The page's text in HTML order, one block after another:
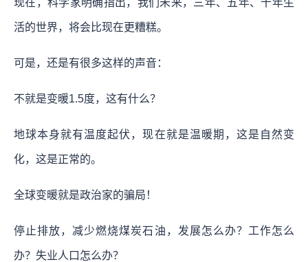
活的世界，将会比现在更糟糕。
可是，还是有很多这样的声音：
不就是变暖1.5度，这有什么？
地球本身就有温度起伏，现在就是温暖期，这是自然变
化，这是正常的。
全球变暖就是政治家的骗局！
停止排放，减少燃烧煤炭石油，发展怎么办？工作怎么
办？失业人口怎么办？